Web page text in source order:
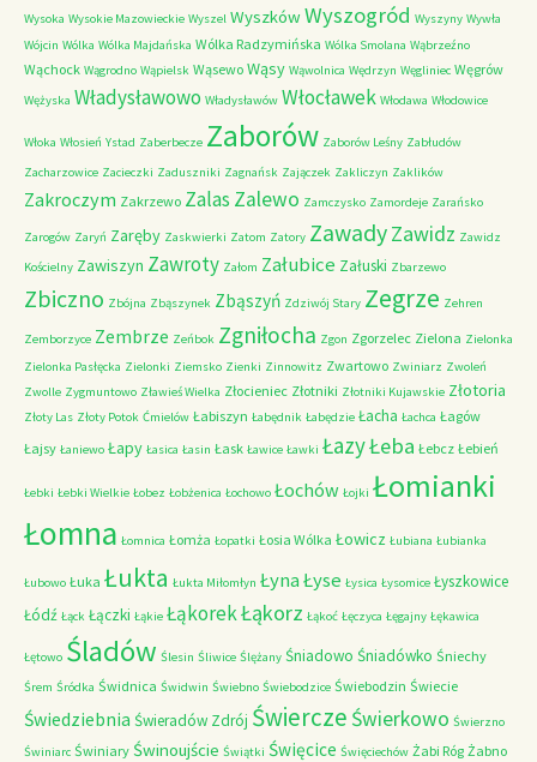
Wysoka Wysokie Mazowieckie Wyszel WyszkówWyszogród Wyszyny Wywła
Wójcin Wólka Wólka Majdańska Wólka Radzymińska Wólka Smolana Wąbrzeźno
Wąchock Wągrodno Wąpielsk Wąsewo Wąsy Wąwolnica Wędrzyn Węgliniec Węgrów
Wężyska Władysławowo Władysławów Włocławek Włodawa Włodowice
Włoka Włosień Ystad Zaberbecze Zaborów Zaborów Leśny Zabłudów
Zacharzowice Zacieczki Zaduszniki Zagnańsk Zajączek Zakliczyn Zaklików
Zakroczym Zakrzewo ZalasZalewo Zamczysko Zamordeje Zarańsko
Zarogów Zaryń Zaręby Zaskwierki Zatom Zatory ZawadyZawidz Zawidz
Kościelny Zawiszyn Zawroty Załom Załubice Załuski Zbarzewo
Zbiczno Zbójna Zbąszynek Zbąszyń Zdziwój Stary Zegrze Zehren
Zemborzyce Zembrze Zeńbok Zgniłocha Zgon Zgorzelec Zielona Zielonka
Zielonka Pasłęcka Zielonki Ziemsko Zienki Zinnowitz Zwartowo Zwiniarz Zwoleń
Zwolle Zygmuntowo Zławieś Wielka Złocieniec Złotniki Złotniki Kujawskie Złotoria
Złoty Las Złoty Potok Ćmielów Łabiszyn Łabędnik Łabędzie Łacha Łachca Łagów
Łajsy Łaniewo Łapy Łasica Łasin Łask Ławice Ławki ŁazyŁeba Łebcz Łebień
Łebki Łebki Wielkie Łobez Łobżenica Łochowo Łochów Łojki Łomianki
Łomna Łomnica Łomża Łopatki Łosia Wólka Łowicz Łubiana Łubianka
Łubowo Łuka Łukta Łukta Miłomłyn ŁynaŁyse Łysica Łysomice Łyszkowice
Łódź Łąck Łączki Łąkie ŁąkorekŁąkorz Łąkoć Łęczyca Łęgajny Łękawica
Łętowo Śladów Ślesin Śliwice Ślężany Śniadowo Śniadówko Śniechy
Śrem Śródka Świdnica Świdwin Świebno Świebodzice Świebodzin Świecie
Świedziebnia Świeradów Zdrój Świercze Świerkowo Świerzno
Świniarc Świniary Świnoujście Świątki Święcice Święciechów Żabi Róg Żabno